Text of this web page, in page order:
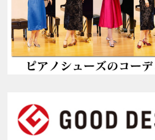
プロ用（ヒール高7.5cm）
オーロラブラック婦人用
（22.0～25.5cm）
キラ・シルバー婦人用
紳士用
（ヒールアップ3.5cm高）